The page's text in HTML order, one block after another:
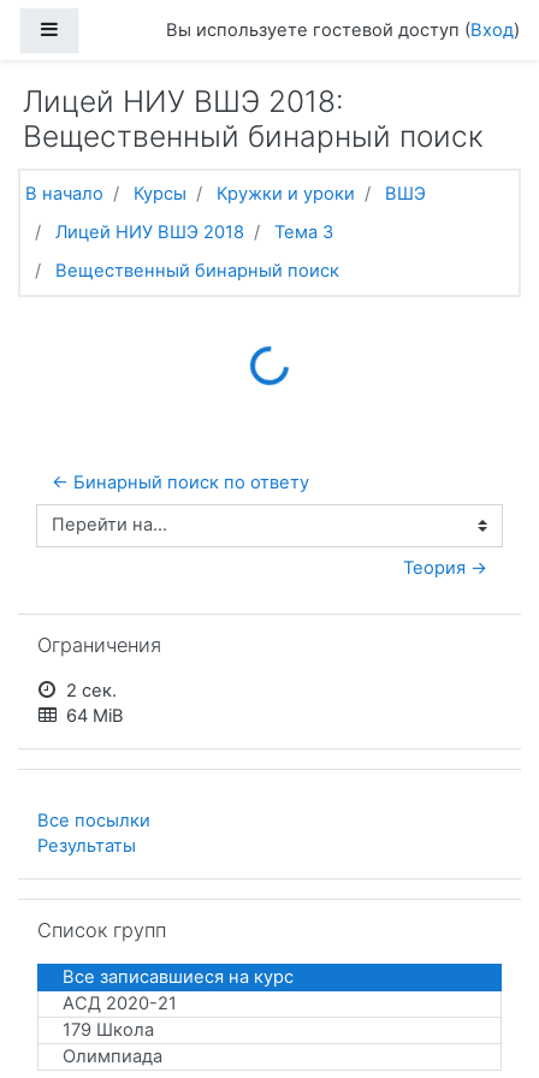
Боковая панельВы используете гостевой доступ (Вход)
Лицей НИУ ВШЭ 2018:
Вещественный бинарный поиск
В начало Курсы Кружки и уроки
ВШЭ
Лицей НИУ ВШЭ 2018
Тема 3
Вещественный бинарный поиск
Loading...
← Бинарный поиск по ответу
Перейти на...
Теория →
Ограничения
2 сек.
64 MiB
Все посылки
Результаты
Список групп
Все записавшиеся на курс
АСД 2020-21
179 Школа
Олимпиада